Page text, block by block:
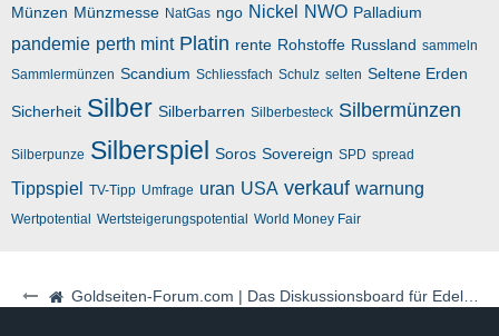
Goldseiten-Forum.com | Das Diskussionsboard für Edelmetalle & Rohstoffe
Münzen Münzmesse NatGas ngo Nickel NWO Palladium
pandemie perth mint Platin rente Rohstoffe Russland sammeln
Sammlermünzen Scandium Schliessfach Schulz selten Seltene Erden
Sicherheit Silber Silberbarren Silberbesteck Silbermünzen
Silberpunze Silberspiel Soros Sovereign SPD spread
Tippspiel TV-Tipp Umfrage uran USA verkauf warnung
Wertpotential Wertsteigerungspotential World Money Fair